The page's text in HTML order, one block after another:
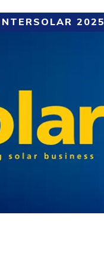
2025